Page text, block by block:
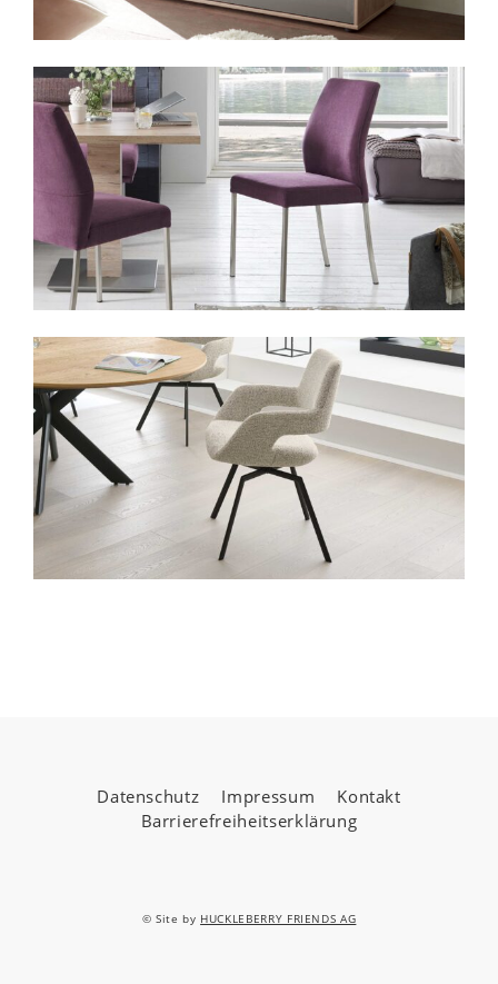
Datenschutz Impressum
Kontakt
Barrierefreiheitserklärung
© Site by HUCKLEBERRY FRIENDS AG